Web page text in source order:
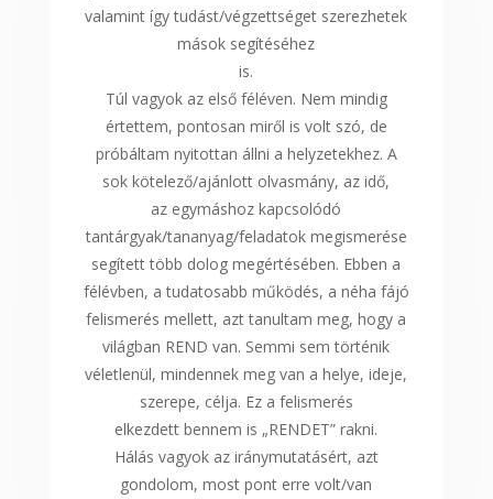
valamint így tudást/végzettséget szerezhetek
mások segítéséhez
is.
Túl vagyok az első féléven. Nem mindig
értettem, pontosan miről is volt szó, de
próbáltam nyitottan állni a helyzetekhez. A
sok kötelező/ajánlott olvasmány, az idő,
az egymáshoz kapcsolódó
tantárgyak/tananyag/feladatok megismerése
segített több dolog megértésében. Ebben a
félévben, a tudatosabb működés, a néha fájó
felismerés mellett, azt tanultam meg, hogy a
világban REND van. Semmi sem történik
véletlenül, mindennek meg van a helye, ideje,
szerepe, célja. Ez a felismerés
elkezdett bennem is „RENDET” rakni.
Hálás vagyok az iránymutatásért, azt
gondolom, most pont erre volt/van